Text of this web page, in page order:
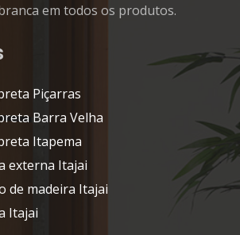
em todos os produtos.
Piçarras
Barra Velha
Itapema
externa Itajai
de madeira Itajai
Itajai